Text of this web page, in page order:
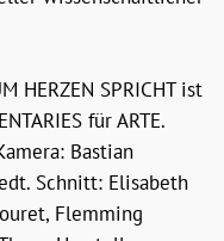
HERZEN SPRICHT ist
für ARTE.
Bastian
Schnitt: Elisabeth
Flemming